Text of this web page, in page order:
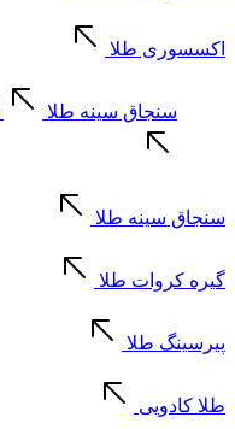
اکسسوری طلا
سنجاق سینه طلا
سنجاق سینه طلا
گیره کروات طلا
پیرسینگ طلا
طلا کادویی